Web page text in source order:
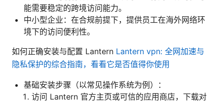
能需要稳定的跨境访问能力。
中小型企业：在合规前提下，提供员工在海外网络环
境下的访问便利性。
如何正确安装与配置 Lantern Lantern vpn: 全网加速与
隐私保护的综合指南，看看它是否值得你使用
基础安装步骤（以常见操作系统为例）：
访问 Lantern 官方主页或可信的应用商店，下载对